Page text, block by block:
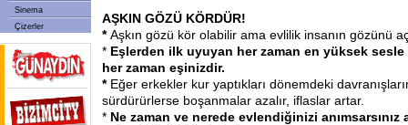
Sinema
Çizerler
AŞKIN GÖZÜ KÖRDÜR!
*Aşkın gözü kör olabilir ama evlilik insanın gözünü
* Eşlerden ilk uyuyan her zaman en yüksek sesle
her zaman eşinizdir.
* Eğer erkekler kur yaptıkları dönemdeki
sürdürürlerse boşanmalar azalır, iflaslar artar.
* Ne zaman ve nerede evlendiğinizi anımsarsınız